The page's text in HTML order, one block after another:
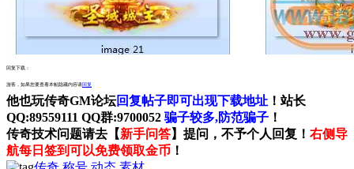
回复下载：
游客，如果您要查看本帖隐藏内容请回复
他也玩传奇GM论坛回复帖子即可出现下载地址 ！站长
QQ:89559111 QQ群:9700052 骗子较多,防范骗子 ！
传奇技术问题请去【新手问答】提问，不予个人回复！ 右侧导
航每日签到可以免费领取金币 ！